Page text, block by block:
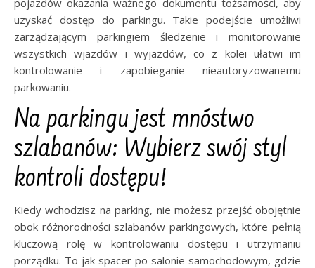
pojazdów okazania ważnego dokumentu tożsamości, aby
uzyskać dostęp do parkingu. Takie podejście umożliwi
zarządzającym parkingiem śledzenie i monitorowanie
wszystkich wjazdów i wyjazdów, co z kolei ułatwi im
kontrolowanie i zapobieganie nieautoryzowanemu
parkowaniu.
Na parkingu jest mnóstwo
szlabanów: Wybierz swój styl
kontroli dostępu!
Kiedy wchodzisz na parking, nie możesz przejść obojętnie
obok różnorodności szlabanów parkingowych, które pełnią
kluczową rolę w kontrolowaniu dostępu i utrzymaniu
porządku. To jak spacer po salonie samochodowym, gdzie